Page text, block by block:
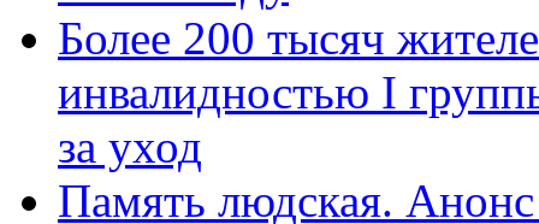
Более 200 тысяч
инвалидностью I
за уход
Память людская.